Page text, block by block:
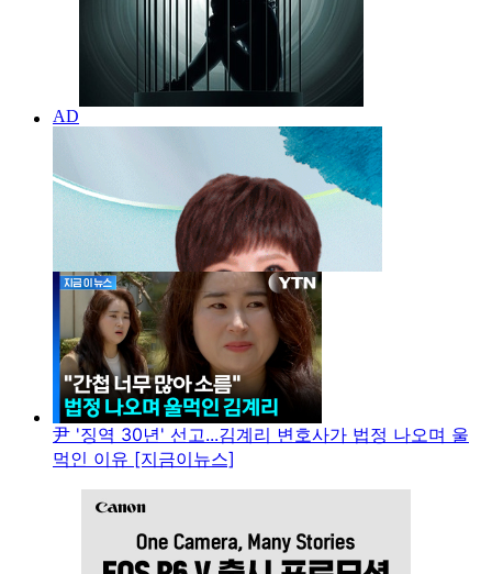
尹 '징역 30년' 선고...김계리 변호사가 법정 나오며 울
먹인 이유 [지금이뉴스]